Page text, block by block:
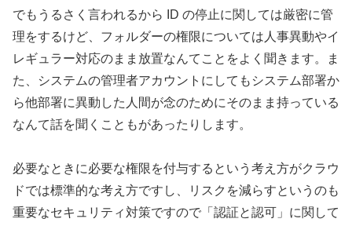
でもうるさく言われるから ID の停止に関しては厳密に管
理をするけど、フォルダーの権限については人事異動やイ
レギュラー対応のまま放置なんてことをよく聞きます。ま
た、システムの管理者アカウントにしてもシステム部署か
ら他部署に異動した人間が念のためにそのまま持っている
なんて話を聞くこともがあったりします。
必要なときに必要な権限を付与するという考え方がクラウ
ドでは標準的な考え方ですし、リスクを減らすというのも
重要なセキュリティ対策ですので「認証と認可」に関して